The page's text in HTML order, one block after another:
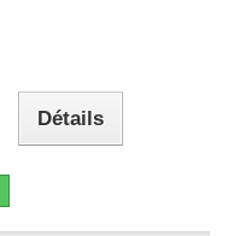
Détails